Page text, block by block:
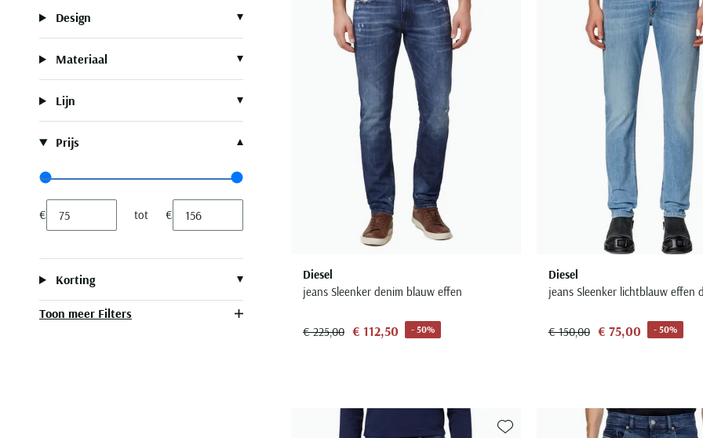
Design
Materiaal
Lijn
Prijs
Range slider min value
Range slider max value
Minimum value input
€ tot
Maximum value input
€
Korting
Toon meer Filters
Diesel
jeans Sleenker denim blauw effen
€ 225,00 € 112,50 - 50%
Diesel
jeans Sleenker lichtblauw effen
€ 150,00 € 75,00 - 50%